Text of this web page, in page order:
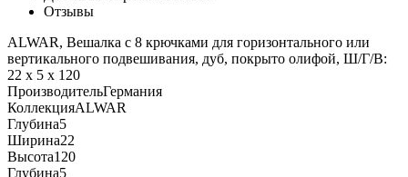
Отзывы
ALWAR, Вешалка с 8 крючками для горизонтального или
вертикального подвешивания, дуб, покрыто олифой, Ш/Г/В:
22 х 5 х 120
ПроизводительГермания
КоллекцияALWAR
Глубина5
Ширина22
Высота120
Глубина5